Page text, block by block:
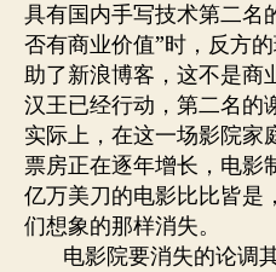
具有国内手写技术第二名
否有商业价值”时，反方
助了新浪博客，这不是商
汉王已经行动，第二名的
实际上，在这一场影院家
票房正在逐年增长，电影
亿万美刀的电影比比皆是
们想象的那样消失。
电影院要消失的论调